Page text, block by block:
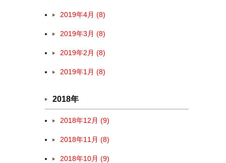
2019年4月 (8)
2019年3月 (8)
2019年2月 (8)
2019年1月 (8)
2018年
2018年12月 (9)
2018年11月 (8)
2018年10月 (9)